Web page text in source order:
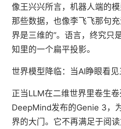
像王兴兴所言，机器人端的
那些数据，也像李飞飞那句
界是三维的”。语言，终究只
知里的一个扁平投影。
世界模型降临：当AI睁眼看
正当LLM在二维世界里卷生
DeepMind发布的Genie 3，
界的大门。它不再满足于阅